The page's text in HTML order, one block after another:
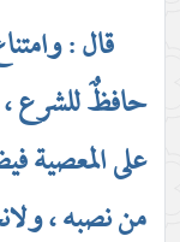
قال :
حافظٌ للشرع
على المعصية
من نصبه ،